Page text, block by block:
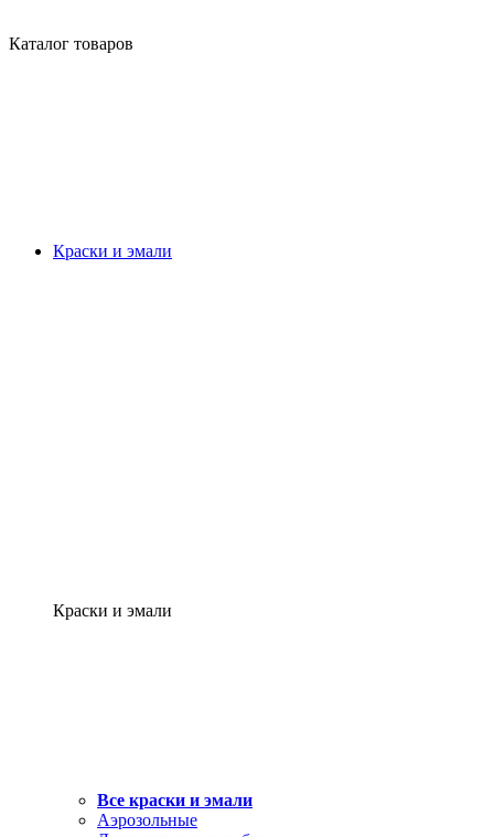
Каталог товаров
Краски и эмали
Краски и эмали
Все краски и эмали
Аэрозольные